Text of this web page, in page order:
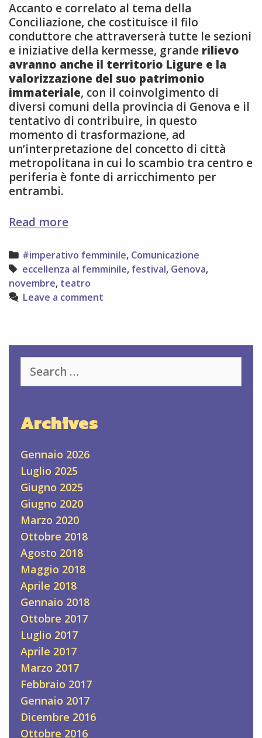
Accanto e correlato al tema della
Conciliazione, che costituisce il filo
conduttore che attraverserà tutte le sezioni
e iniziative della kermesse, grande rilievo
avranno anche il territorio Ligure e la
valorizzazione del suo patrimonio
immateriale, con il coinvolgimento di
diversi comuni della provincia di Genova e il
tentativo di contribuire, in questo
momento di trasformazione, ad
un’interpretazione del concetto di città
metropolitana in cui lo scambio tra centro e
periferia è fonte di arricchimento per
entrambi.
Read moreFESTIVAL
AL
FEMMINILE
Categories
#imperativo femminile, Comunicazione
Tags
eccellenza al femminile, festival, Genova,
novembre, teatro
Leave a comment
for:
Archives
Gennaio 2026
Luglio 2025
Giugno 2025
Giugno 2020
Marzo 2020
Ottobre 2018
Agosto 2018
Maggio 2018
Aprile 2018
Gennaio 2018
Ottobre 2017
Luglio 2017
Aprile 2017
Marzo 2017
Febbraio 2017
Gennaio 2017
Dicembre 2016
Ottobre 2016